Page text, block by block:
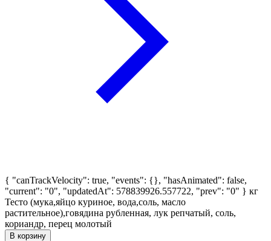
{ "canTrackVelocity": true, "events": {}, "hasAnimated": false,
"current": "0", "updatedAt": 578839926.557722, "prev": "0" } кг
Тесто (мука,яйцо куриное, вода,соль, масло
растительное),говядина рубленная, лук репчатый, соль,
кориандр, перец молотый
В корзину